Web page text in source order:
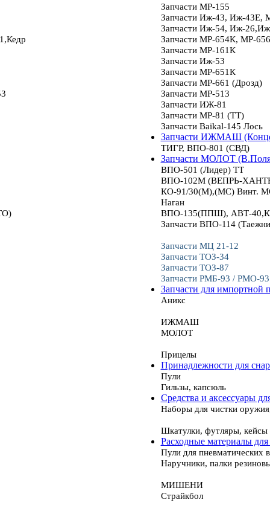
Запчасти МР-155
Запчасти Иж-43, Иж-43Е,
Запчасти Иж-54, Иж-
Запчасти МР-654К, МР-
Запчасти МР-161К
Запчасти Иж-53
Запчасти МР-651К
Запчасти МР-661 (Дрозд)
Запчасти МР-513
Запчасти ИЖ-81
Запчасти МР-81 (ТТ)
Запчасти Baikal-145 Лось
Запчасти ИЖМАШ
ТИГР, ВПО-801 (СВД)
Запчасти МОЛОТ
ВПО-501 (Лидер) ТТ
ВПО-102М (ВЕПРЬ-
КО-91/30(М),(МС) Винт.
Наган
ВПО-135(ППШ), АВТ-
Запчасти ВПО-114
Запчасти МЦ 21-12
Запчасти ТОЗ-34
Запчасти ТОЗ-87
Запчасти РМБ-93 / РМО-93
Запчасти для импортной
Аникс
ИЖМАШ
МОЛОТ
Прицелы
Принадлежности для
Пули
Гильзы, капсюль
Средства и аксессуары
Наборы для чистки
Шкатулки, футляры, кейсы
Расходные материалы
Пули для пневматических
Наручники, палки
МИШЕНИ
Страйкбол